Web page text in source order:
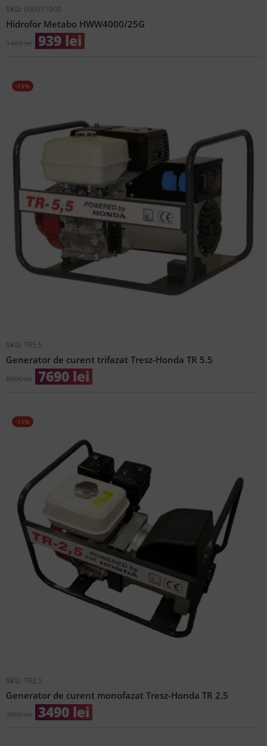
SKU: 600971000
Hidrofor Metabo HWW4000/25G
1489lei 939 lei
-13%
SKU: TR5.5
Generator de curent trifazat Tresz-Honda TR 5.5
8890lei 7690 lei
-11%
SKU: TR2.5
Generator de curent monofazat Tresz-Honda TR 2.5
3909lei 3490 lei